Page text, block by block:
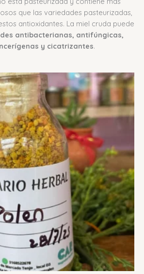
que las variedades pasteurizadas,
antioxidantes. La miel cruda puede
antibacterianas, antifúngicas,
y cicatrizantes.